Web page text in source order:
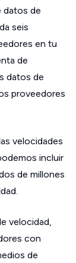
datos de
seis
en tu
de
datos de
proveedores
velocidades
incluir
de millones
velocidad,
con
de